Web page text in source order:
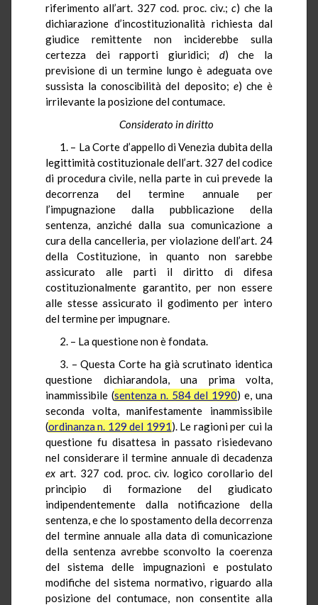
riferimento all’art. 327 cod. proc. civ.;c) che la
dichiarazione d’incostituzionalità richiesta dal
giudice remittente non inciderebbe sulla
certezza dei rapporti giuridici; d)
che la
previsione di un termine lungo è adeguata ove
sussista la conoscibilità del deposito; e) che è
irrilevante la posizione del contumace.
Considerato in diritto
1. – La Corte d’appello di Venezia dubita della
legittimità costituzionale dell’art. 327 del codice
di procedura civile, nella parte in cui prevede la
decorrenza del termine annuale per
l’impugnazione dalla pubblicazione della
sentenza, anziché dalla sua comunicazione a
cura della cancelleria, per violazione dell’art. 24
della Costituzione, in quanto non sarebbe
assicurato alle parti il diritto di difesa
costituzionalmente garantito, per non essere
alle stesse assicurato il godimento per intero
del termine per impugnare.
2. – La questione non è fondata.
3. – Questa Corte ha già scrutinato identica
questione dichiarandola, una prima volta,
inammissibile (sentenza n. 584 del 1990) e, una
seconda volta, manifestamente inammissibile
(ordinanza n. 129 del 1991). Le ragioni per cui la
questione fu disattesa in passato risiedevano
nel considerare il termine annuale di decadenza
ex art. 327 cod. proc. civ. logico corollario del
principio di formazione del giudicato
indipendentemente dalla notificazione della
sentenza, e che lo spostamento della decorrenza
del termine annuale alla data di comunicazione
della sentenza avrebbe sconvolto la coerenza
del sistema delle impugnazioni e postulato
modifiche del sistema normativo, riguardo alla
posizione del contumace, non consentite alla